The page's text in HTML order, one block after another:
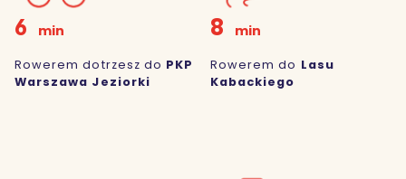
6 min
Rowerem dotrzesz do PKP
Warszawa Jeziorki
8 min
Rowerem do Lasu
Kabackiego